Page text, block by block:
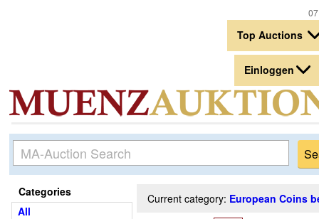
Top Auctions
Einloggen
Categories
All
Current category: European Coins